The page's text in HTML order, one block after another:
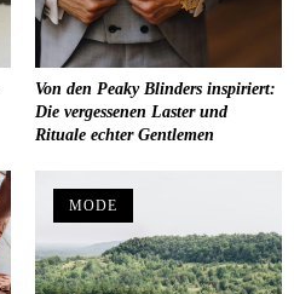
Von den Peaky Blinders inspiriert:
Die vergessenen Laster und
Rituale echter Gentlemen
MODE